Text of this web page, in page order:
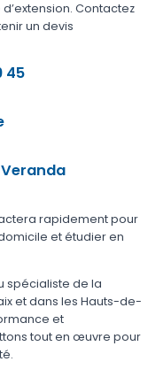
Contactez
un devis
45
rapidement pour
et étudier en
spécialiste de la
et dans les Hauts-de-
et
tout en œuvre pour